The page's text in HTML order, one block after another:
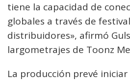
tiene la capacidad de
globales a través de
distribuidores», afirmó
largometrajes de Toonz
La producción prevé